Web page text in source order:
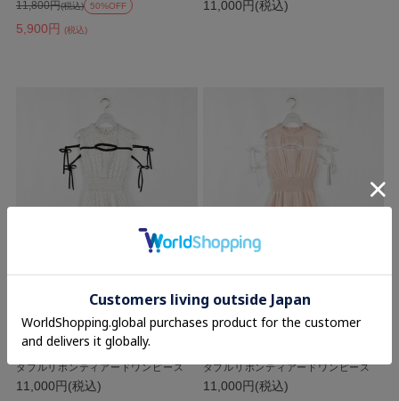
5,900円 (税込)
11,800円(税込) 50%OFF 11,000円(税込)
evelyn
ダブルリボンティアードワンピース
11,000円(税込)
ダブルリボンティアードワンピース
11,000円(税込)